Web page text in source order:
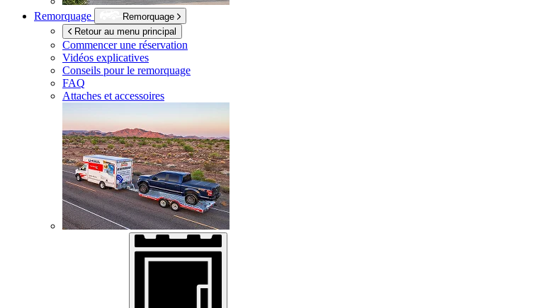
Remorquage
Remorquage
Retour au menu principal
Commencer une réservation
Vidéos explicatives
Conseils pour le remorquage
FAQ
Attaches et accessoires